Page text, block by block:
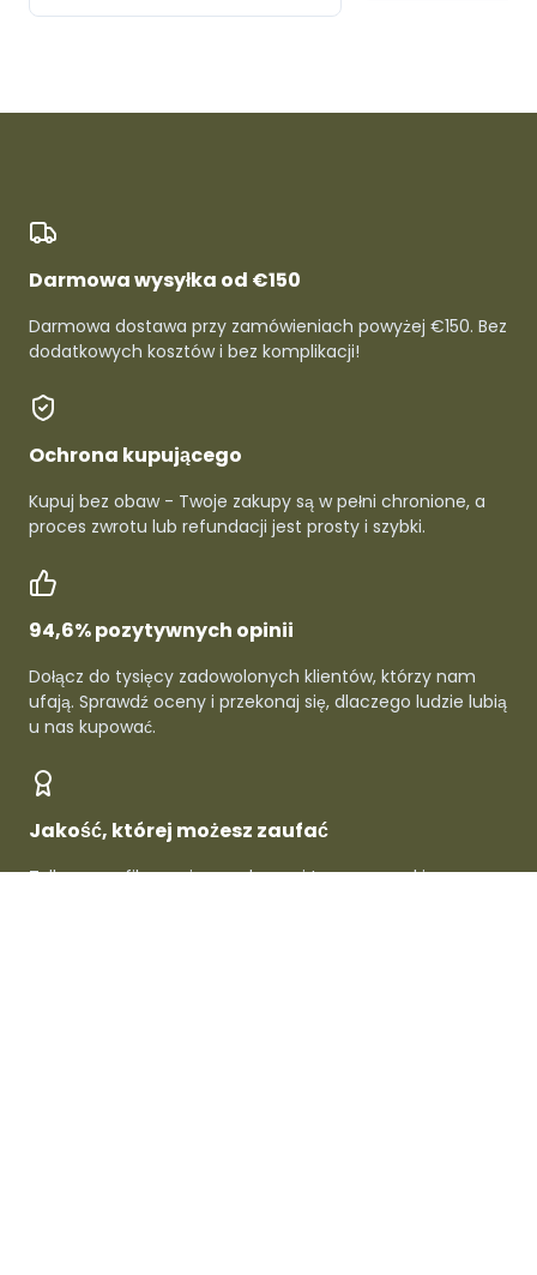
Darmowa wysyłka od €150
Darmowa dostawa przy zamówieniach powyżej €150. Bez
dodatkowych kosztów i bez komplikacji!
Ochrona kupującego
Kupuj bez obaw - Twoje zakupy są w pełni chronione, a
proces zwrotu lub refundacji jest prosty i szybki.
94,6% pozytywnych opinii
Dołącz do tysięcy zadowolonych klientów, którzy nam
ufają. Sprawdź oceny i przekonaj się, dlaczego ludzie lubią
u nas kupować.
Jakość, której możesz zaufać
Tylko zweryfikowani sprzedawcy i topowe marki -